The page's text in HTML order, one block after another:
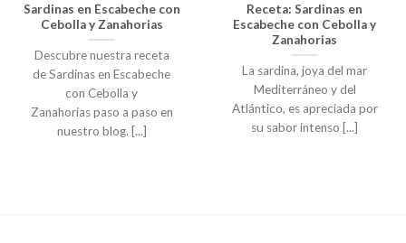
Sardinas en Escabeche con
Cebolla y Zanahorias
Descubre nuestra receta
de Sardinas en Escabeche
con Cebolla y
Zanahorias paso a paso en
nuestro blog. [...]
Receta: Sardinas en
Escabeche con Cebolla y
Zanahorias
La sardina, joya del mar
Mediterráneo y del
Atlántico, es apreciada por
su sabor intenso [...]